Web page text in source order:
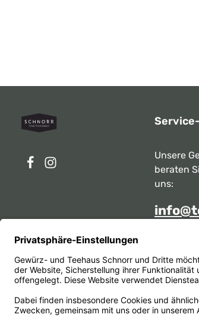
Unsere
beraten
uns:
Mo - Sa
unter: